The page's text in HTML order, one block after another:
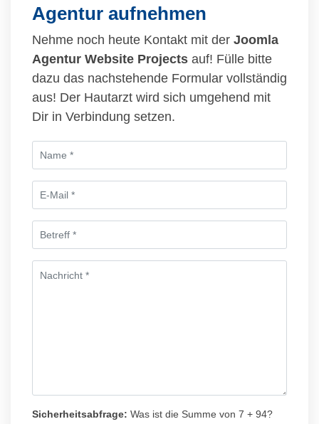
Agentur aufnehmen
Nehme noch heute Kontakt mit der Joomla
Agentur Website Projects auf! Fülle bitte
dazu das nachstehende Formular vollständig
aus! Der Hautarzt wird sich umgehend mit
Dir in Verbindung setzen.
Sicherheitsabfrage: Was ist die Summe von 7 + 94?